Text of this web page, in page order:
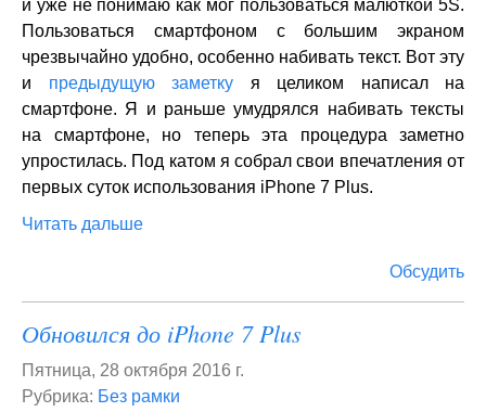
и уже не понимаю как мог пользоваться малюткой 5S.
Пользоваться смартфоном с большим экраном
чрезвычайно удобно, особенно набивать текст. Вот эту
и предыдущую заметку я целиком написал на
смартфоне. Я и раньше умудрялся набивать тексты
на смартфоне, но теперь эта процедура заметно
упростилась. Под катом я собрал свои впечатления от
первых суток использования iPhone 7 Plus.
Читать дальше
Обсудить
Обновился до iPhone 7 Plus
Пятница, 28 октября 2016 г.
Рубрика: Без рамки